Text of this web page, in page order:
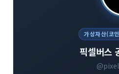
가상자산(코
픽셀버스